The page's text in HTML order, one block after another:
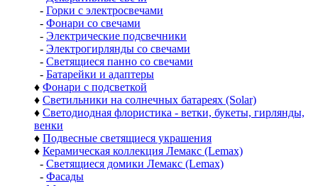
- Горки с электросвечами
- Фонари со свечами
- Электрические подсвечники
- Электрогирлянды со свечами
- Светящиеся панно со свечами
- Батарейки и адаптеры
♦ Фонари с подсветкой
♦ Светильники на солнечных батареях (Solar)
♦ Светодиодная флористика - ветки, букеты, гирлянды,
венки
♦ Подвесные светящиеся украшения
♦ Керамическая коллекция Лемакс (Lemax)
- Светящиеся домики Лемакс (Lemax)
- Фасады